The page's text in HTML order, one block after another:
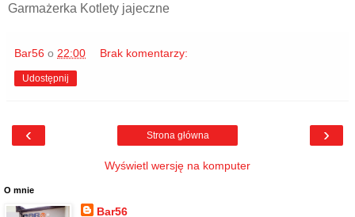
Garmażerka Kotlety jajeczne
Bar56 o 22:00 Brak komentarzy:
Udostępnij
‹ ›
Strona główna
Wyświetl wersję na komputer
O mnie
Bar56